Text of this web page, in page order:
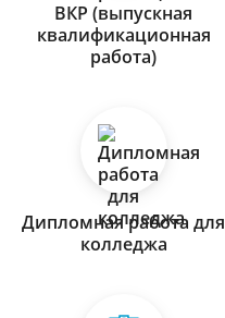
ВКР (выпускная
квалификационная
работа)
Дипломная работа для
колледжа